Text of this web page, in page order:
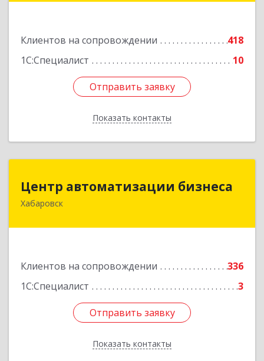
Клиентов на сопровождении
418
1С:Специалист
10
Отправить заявку
Показать контакты
Отправить заявку
Назад
Центр автоматизации бизнеса
Хабаровск
Клиентов на сопровождении
336
1С:Специалист
3
Отправить заявку
Показать контакты
Центр автоматизации бизнеса
680030, Хабаровский край, Хабаровск г, Ленина
Отправить заявку
Назад